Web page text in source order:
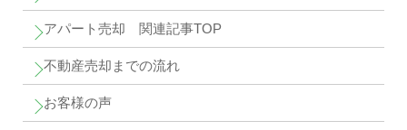
アパート売却 関連記事TOP
不動産売却までの流れ
お客様の声